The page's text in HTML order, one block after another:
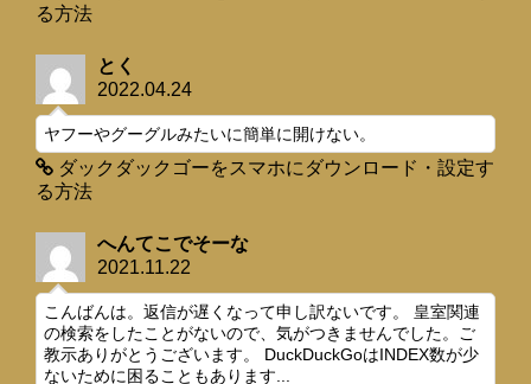
る方法
とく
2022.04.24
ヤフーやグーグルみたいに簡単に開けない。
ダックダックゴーをスマホにダウンロード・設定す
る方法
へんてこでそーな
2021.11.22
こんばんは。返信が遅くなって申し訳ないです。 皇室関連
の検索をしたことがないので、気がつきませんでした。ご
教示ありがとうございます。 DuckDuckGoはINDEX数が少
ないために困ることもあります...